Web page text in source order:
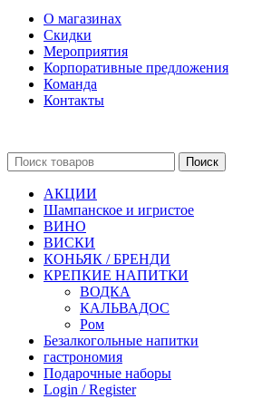
О магазинах
Скидки
Мероприятия
Корпоративные предложения
Команда
Контакты
Поиск
АКЦИИ
Шампанское и игристое
ВИНО
ВИСКИ
КОНЬЯК / БРЕНДИ
КРЕПКИЕ НАПИТКИ
ВОДКА
КАЛЬВАДОС
Ром
Безалкогольные напитки
гастрономия
Подарочные наборы
Login / Register